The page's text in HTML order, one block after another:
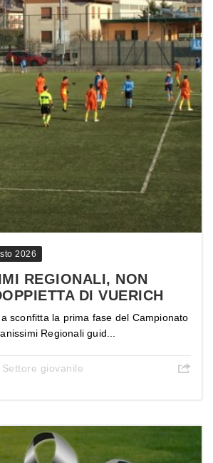
2026
REGIONALI, NON
DI VUERICH
sconfitta la prima fase del Campionato
Regionali guid...
Settore giovanile